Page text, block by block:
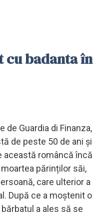
cu badanta în
Guardia di Finanza,
de peste 50 de ani și
această româncă încă
părinților săi,
care ulterior a
După ce a moștenit o
a ales să se